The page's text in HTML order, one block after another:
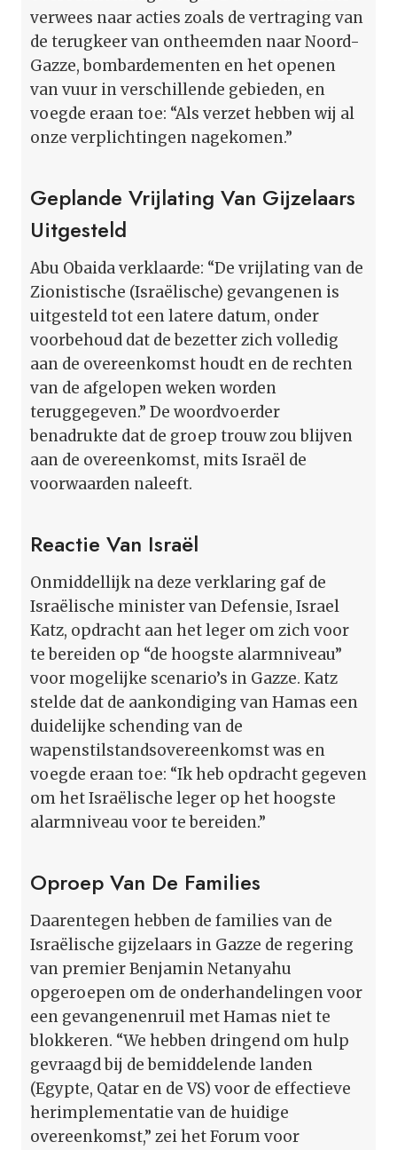
verwees naar acties zoals de vertraging van
de terugkeer van ontheemden naar Noord-
Gazze, bombardementen en het openen
van vuur in verschillende gebieden, en
voegde eraan toe: “Als verzet hebben wij al
onze verplichtingen nagekomen.”
Geplande Vrijlating Van Gijzelaars
Uitgesteld
Abu Obaida verklaarde: “De vrijlating van de
Zionistische (Israëlische) gevangenen is
uitgesteld tot een latere datum, onder
voorbehoud dat de bezetter zich volledig
aan de overeenkomst houdt en de rechten
van de afgelopen weken worden
teruggegeven.” De woordvoerder
benadrukte dat de groep trouw zou blijven
aan de overeenkomst, mits Israël de
voorwaarden naleeft.
Reactie Van Israël
Onmiddellijk na deze verklaring gaf de
Israëlische minister van Defensie, Israel
Katz, opdracht aan het leger om zich voor
te bereiden op “de hoogste alarmniveau”
voor mogelijke scenario’s in Gazze. Katz
stelde dat de aankondiging van Hamas een
duidelijke schending van de
wapenstilstandsovereenkomst was en
voegde eraan toe: “Ik heb opdracht gegeven
om het Israëlische leger op het hoogste
alarmniveau voor te bereiden.”
Oproep Van De Families
Daarentegen hebben de families van de
Israëlische gijzelaars in Gazze de regering
van premier Benjamin Netanyahu
opgeroepen om de onderhandelingen voor
een gevangenenruil met Hamas niet te
blokkeren. “We hebben dringend om hulp
gevraagd bij de bemiddelende landen
(Egypte, Qatar en de VS) voor de effectieve
herimplementatie van de huidige
overeenkomst,” zei het Forum voor